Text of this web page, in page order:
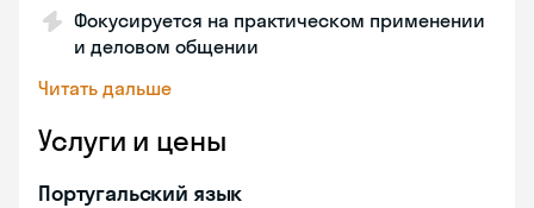
Фокусируется на практическом применении
и деловом общении
Читать дальше
Услуги и цены
Португальский язык